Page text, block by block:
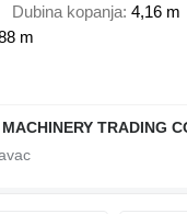
Dubina kopanja 4,16 m
m
TRADING